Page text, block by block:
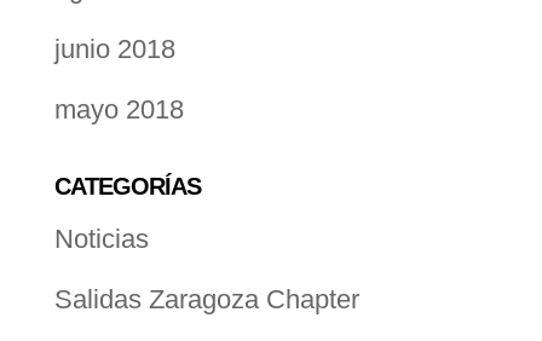
junio 2018
mayo 2018
CATEGORÍAS
Noticias
Salidas Zaragoza Chapter